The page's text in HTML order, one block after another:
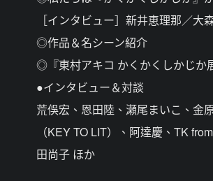
［インタビュー］新井恵理那／大
◎作品＆名シーン紹介
◎『東村アキコ かくかくしかじ
●インタビュー＆対談
荒俁宏、恩田陸、瀬尾まいこ、金
（KEY TO LIT）、阿達慶、TK
田尚子 ほか